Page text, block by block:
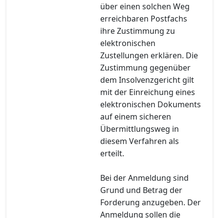
über einen solchen Weg
erreichbaren Postfachs
ihre Zustimmung zu
elektronischen
Zustellungen erklären. Die
Zustimmung gegenüber
dem Insolvenzgericht gilt
mit der Einreichung eines
elektronischen Dokuments
auf einem sicheren
Übermittlungsweg in
diesem Verfahren als
erteilt.
Bei der Anmeldung sind
Grund und Betrag der
Forderung anzugeben. Der
Anmeldung sollen die